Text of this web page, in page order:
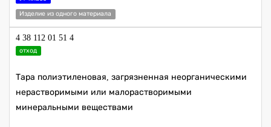
Изделие из одного материала
4 38 112 01 51 4
отход
Тара полиэтиленовая, загрязненная неорганическими
нерастворимыми или малорастворимыми
минеральными веществами